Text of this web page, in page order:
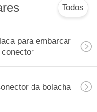
14
Todos
para embarcar
conector
da bolacha